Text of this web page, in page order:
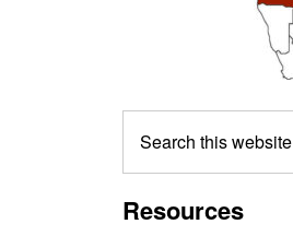
this
Resources